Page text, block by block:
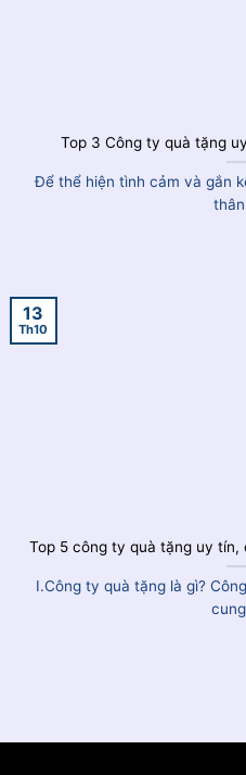
Top 3 Công ty quà tặng
Để thể hiện tình cảm và gắn
Top 5 công ty quà tặng uy
I.Công ty quà tặng là gì?
13
Th10